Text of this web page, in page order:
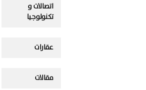
اتصالات و
تكنولوجيا
عقارات
مقالات